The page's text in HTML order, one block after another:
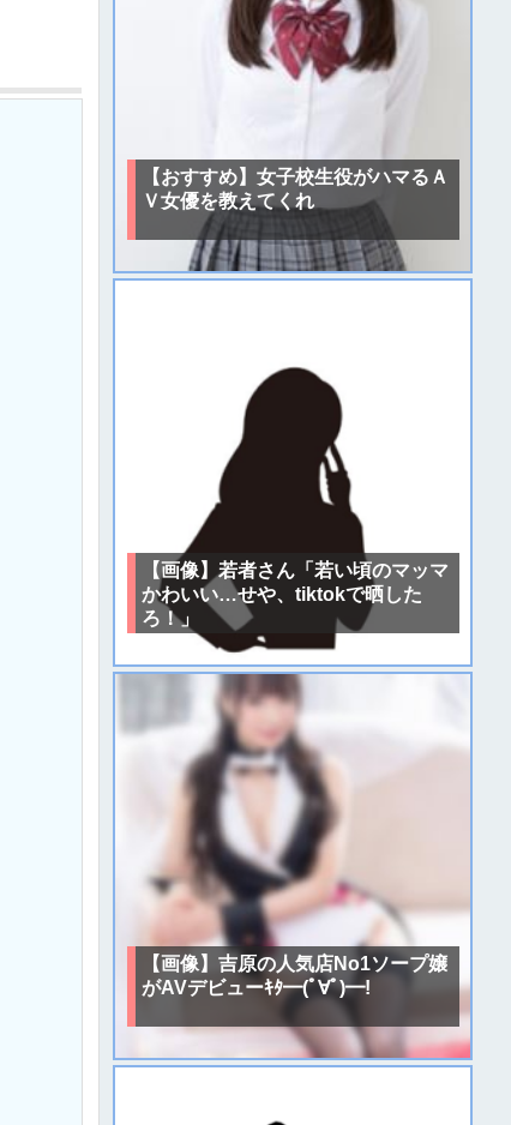
【おすすめ】女子校生役がハマるＡ
Ｖ女優を教えてくれ
【画像】若者さん「若い頃のマッマ
かわいい…せや、tiktokで晒した
ろ！」
【画像】吉原の人気店No1ソープ嬢
がAVデビューｷﾀ━(ﾟ∀ﾟ)━!